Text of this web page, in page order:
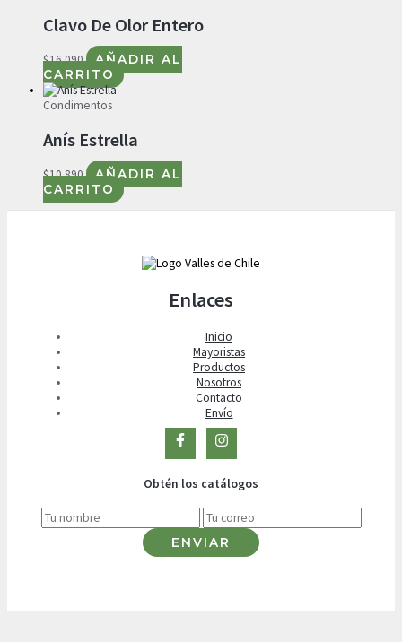
Clavo De Olor Entero
$16.090
AÑADIR AL
CARRITO
Condimentos
Anís Estrella
$10.890
AÑADIR AL
CARRITO
Enlaces
Inicio
Mayoristas
Productos
Nosotros
Contacto
Envío
Obtén los catálogos
ENVIAR